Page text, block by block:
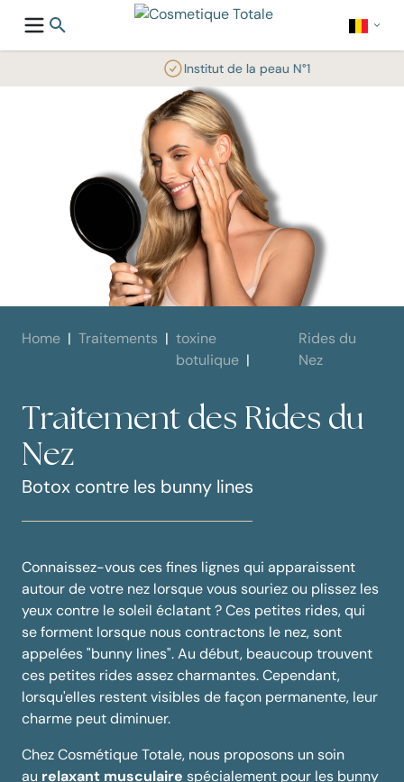
Institut de la peau N°1
Home Traitements
toxine
botulique
Rides du
Nez
Traitement des Rides du
Nez
Botox contre les bunny lines
Connaissez-vous ces fines lignes qui apparaissent
autour de votre nez lorsque vous souriez ou plissez les
yeux contre le soleil éclatant ? Ces petites rides, qui
se forment lorsque nous contractons le nez, sont
appelées "bunny lines". Au début, beaucoup trouvent
ces petites rides assez charmantes. Cependant,
lorsqu'elles restent visibles de façon permanente, leur
charme peut diminuer.
Chez Cosmétique Totale, nous proposons un soin
au relaxant musculaire spécialement pour les bunny